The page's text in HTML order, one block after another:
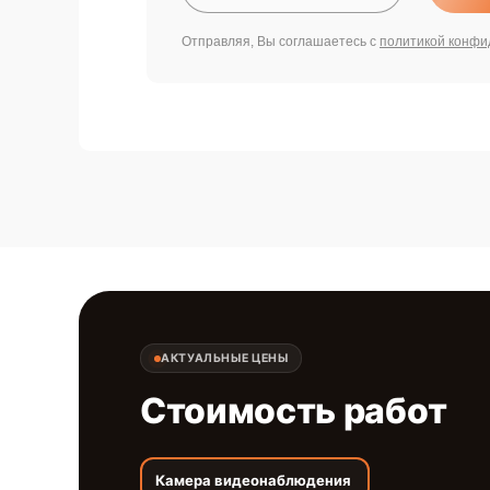
Отправляя, Вы соглашаетесь с политикой
АКТУАЛЬНЫЕ ЦЕНЫ
Стоимость работ
Камера видеонаблюдения